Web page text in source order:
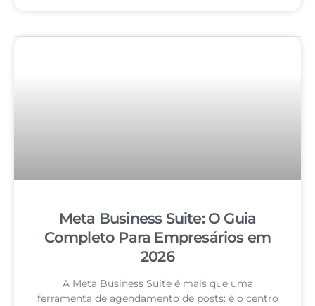
Meta Business Suite: O Guia
Completo Para Empresários em
2026
A Meta Business Suite é mais que uma
ferramenta de agendamento de posts: é o centro